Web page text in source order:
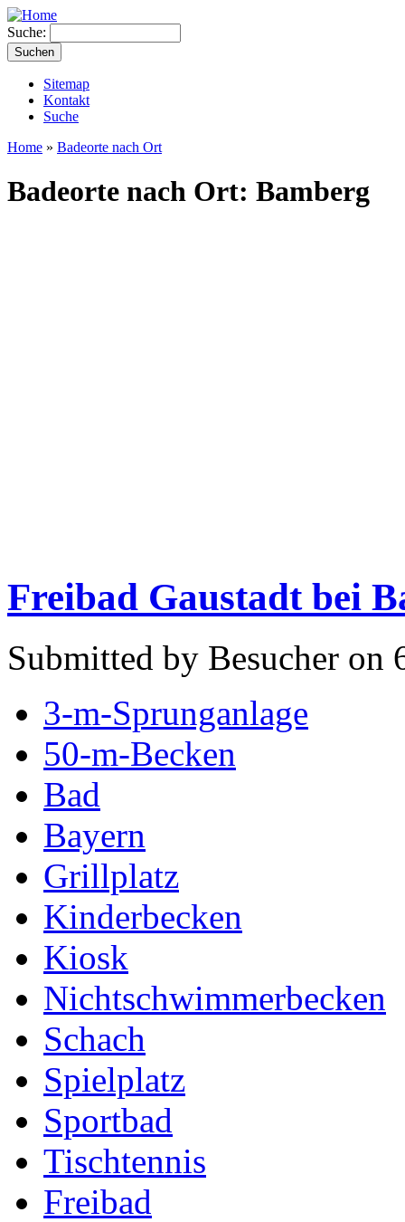
Suche:
Sitemap
Kontakt
Suche
Home » Badeorte nach Ort
Badeorte nach Ort: Bamberg
Freibad Gaustadt bei
Submitted by Besucher on
3-m-Sprunganlage
50-m-Becken
Bad
Bayern
Grillplatz
Kinderbecken
Kiosk
Nichtschwimmerbecken
Schach
Spielplatz
Sportbad
Tischtennis
Freibad